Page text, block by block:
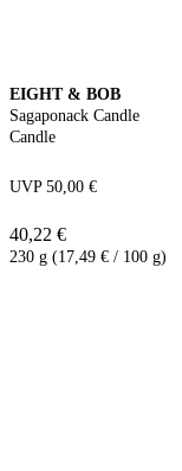
EIGHT & BOB
Sagaponack Candle
Candle
UVP 50,00 €
40,22 €
230 g (17,49 € / 100 g)